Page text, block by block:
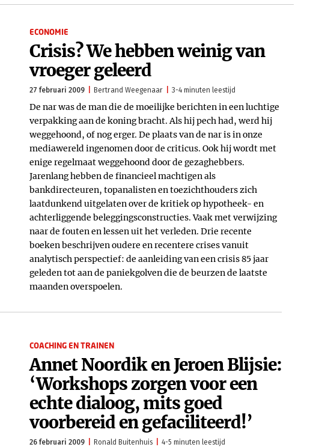
ECONOMIE
Crisis? We hebben weinig van
vroeger geleerd
27 februari 2009 Bertrand Weegenaar 3-4 minuten leestijd
De nar was de man die de moeilijke berichten in een luchtige
verpakking aan de koning bracht. Als hij pech had, werd hij
weggehoond, of nog erger. De plaats van de nar is in onze
mediawereld ingenomen door de criticus. Ook hij wordt met
enige regelmaat weggehoond door de gezaghebbers.
Jarenlang hebben de financieel machtigen als
bankdirecteuren, topanalisten en toezichthouders zich
laatdunkend uitgelaten over de kritiek op hypotheek- en
achterliggende beleggingsconstructies. Vaak met verwijzing
naar de fouten en lessen uit het verleden. Drie recente
boeken beschrijven oudere en recentere crises vanuit
analytisch perspectief: de aanleiding van een crisis 85 jaar
geleden tot aan de paniekgolven die de beurzen de laatste
maanden overspoelen.
COACHING EN TRAINEN
Annet Noordik en Jeroen Blijsie:
‘Workshops zorgen voor een
echte dialoog, mits goed
voorbereid en gefaciliteerd!’
26 februari 2009 Ronald Buitenhuis 4-5 minuten leestijd